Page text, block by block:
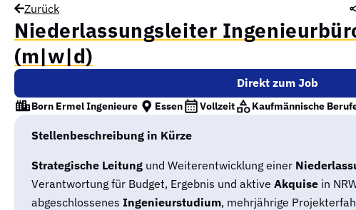
Zurück
Niederlassungsleiter
(m|w|d)
Direkt zum Job
Born Ermel Ingenieure Essen Vollzeit Kaufmännische
Stellenbeschreibung in Kürze
Strategische Leitung und Weiterentwicklung einer
Verantwortung für Budget, Ergebnis und aktive Akquise in
abgeschlossenes Ingenieurstudium, mehrjährige